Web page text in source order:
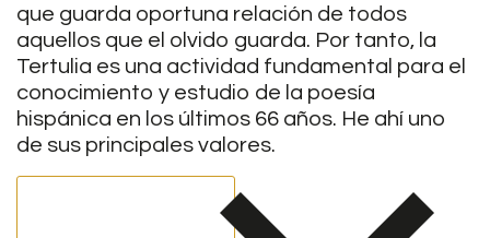
que guarda oportuna relación de todos
aquellos que el olvido guarda. Por tanto, la
Tertulia es una actividad fundamental para el
conocimiento y estudio de la poesía
hispánica en los últimos 66 años. He ahí uno
de sus principales valores.